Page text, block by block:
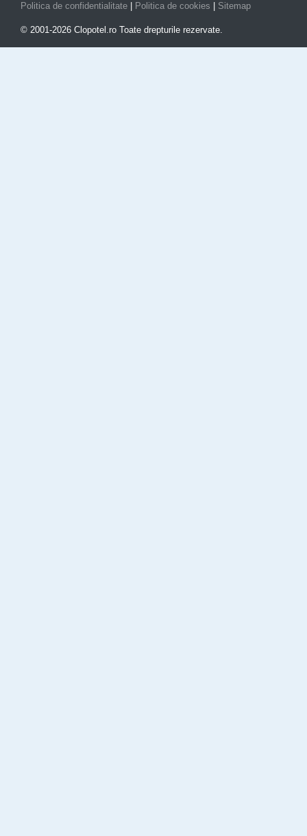
Politica de confidentialitate
Politica de cookies Sitemap
© 2001-2026 Clopotel.ro Toate drepturile rezervate.